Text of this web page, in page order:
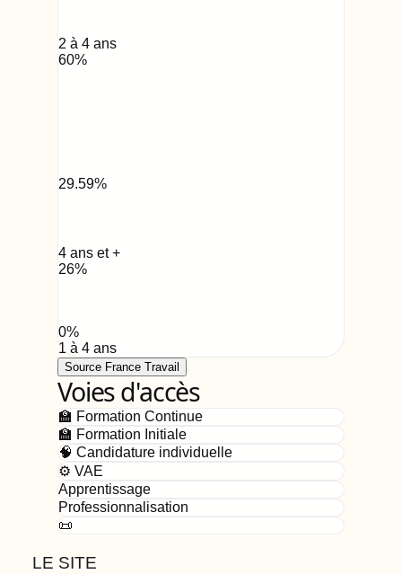
2 à 4 ans
60%
29.59%
4 ans et +
26%
0%
1 à 4 ans
Source France Travail
Voies d'accès
🏫 Formation Continue
🏫 Formation Initiale
🧠 Candidature individuelle
⚙️ VAE
Apprentissage
Professionnalisation
📜
LE SITE